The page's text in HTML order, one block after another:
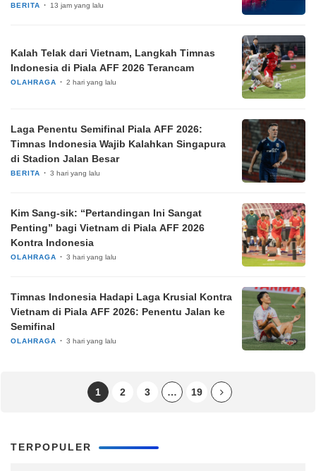
BERITA 13 jam yang lalu
Kalah Telak dari Vietnam, Langkah Timnas
Indonesia di Piala AFF 2026 Terancam
OLAHRAGA 2 hari yang lalu
Laga Penentu Semifinal Piala AFF 2026:
Timnas Indonesia Wajib Kalahkan Singapura
di Stadion Jalan Besar
BERITA 3 hari yang lalu
Kim Sang-sik: “Pertandingan Ini Sangat
Penting” bagi Vietnam di Piala AFF 2026
Kontra Indonesia
OLAHRAGA 3 hari yang lalu
Timnas Indonesia Hadapi Laga Krusial Kontra
Vietnam di Piala AFF 2026: Penentu Jalan ke
Semifinal
OLAHRAGA 3 hari yang lalu
1 2 3 … 19
TERPOPULER